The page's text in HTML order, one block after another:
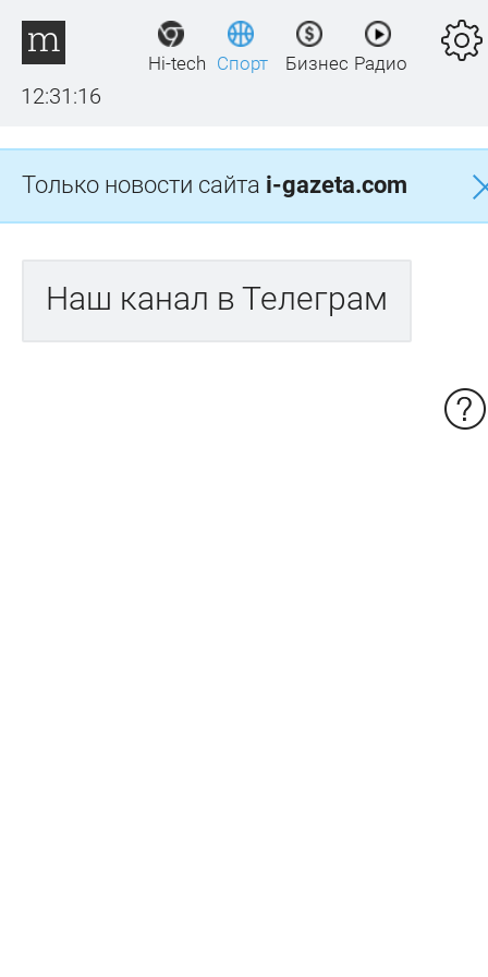
12:31:16
Hi-tech Спорт Бизнес Радио
Только новости сайта i-gazeta.com
Наш канал в Телеграм